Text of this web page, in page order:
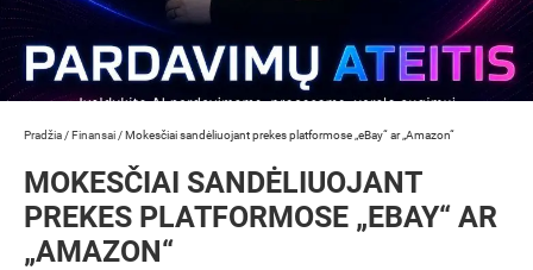
Pradžia /Finansai /Mokesčiai sandėliuojant prekes platformose „eBay“ ar „Amazon“
MOKESČIAI SANDĖLIUOJANT
PREKES PLATFORMOSE „EBAY“ AR
„AMAZON“